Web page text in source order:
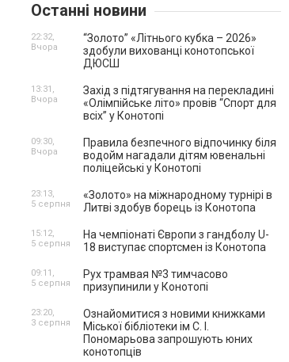
Останні новини
“Золото” «Літнього кубка – 2026»
здобули вихованці конотопської
ДЮСШ
22:32,
Вчора
Захід з підтягування на перекладині
«Олімпійське літо» провів “Спорт для
всіх” у Конотопі
13:31,
Вчора
Правила безпечного відпочинку біля
водойм нагадали дітям ювенальні
поліцейські у Конотопі
09:30,
Вчора
«Золото» на міжнародному турнірі в
Литві здобув борець із Конотопа
23:13,
5 серпня
На чемпіонаті Європи з гандболу U-
18 виступає спортсмен із Конотопа
15:12,
5 серпня
Рух трамвая №3 тимчасово
призупинили у Конотопі
09:11,
5 серпня
Ознайомитися з новими книжками
Міської бібліотеки ім С. І.
Пономарьова запрошують юних
конотопців
23:20,
3 серпня